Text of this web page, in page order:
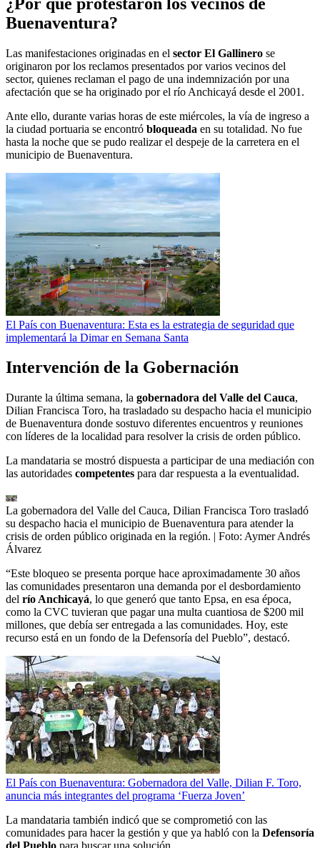
Buenaventura?
Las manifestaciones originadas en el sector El Gallinero se
originaron por los reclamos presentados por varios vecinos del
sector, quienes reclaman el pago de una indemnización por una
afectación que se ha originado por el río Anchicayá desde el 2001.
Ante ello, durante varias horas de este miércoles, la vía de ingreso a
la ciudad portuaria se encontró bloqueada en su totalidad. No fue
hasta la noche que se pudo realizar el despeje de la carretera en el
municipio de Buenaventura.
El País con Buenaventura: Esta es la estrategia de seguridad que
implementará la Dimar en Semana Santa
Intervención de la Gobernación
Durante la última semana, la gobernadora del Valle del Cauca,
Dilian Francisca Toro, ha trasladado su despacho hacia el municipio
de Buenaventura donde sostuvo diferentes encuentros y reuniones
con líderes de la localidad para resolver la crisis de orden público.
La mandataria se mostró dispuesta a participar de una mediación con
las autoridades competentes para dar respuesta a la eventualidad.
La gobernadora del Valle del Cauca, Dilian Francisca Toro trasladó
su despacho hacia el municipio de Buenaventura para atender la
crisis de orden público originada en la región. | Foto: Aymer Andrés
Álvarez
“Este bloqueo se presenta porque hace aproximadamente 30 años
las comunidades presentaron una demanda por el desbordamiento
del río Anchicayá, lo que generó que tanto Epsa, en esa época,
como la CVC tuvieran que pagar una multa cuantiosa de $200 mil
millones, que debía ser entregada a las comunidades. Hoy, este
recurso está en un fondo de la Defensoría del Pueblo”, destacó.
El País con Buenaventura: Gobernadora del Valle, Dilian F. Toro,
anuncia más integrantes del programa ‘Fuerza Joven’
La mandataria también indicó que se comprometió con las
comunidades para hacer la gestión y que ya habló con la Defensoría